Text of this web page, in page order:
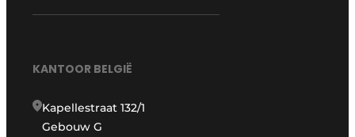
KANTOOR BELGIË
Kapellestraat 132/1
Gebouw G